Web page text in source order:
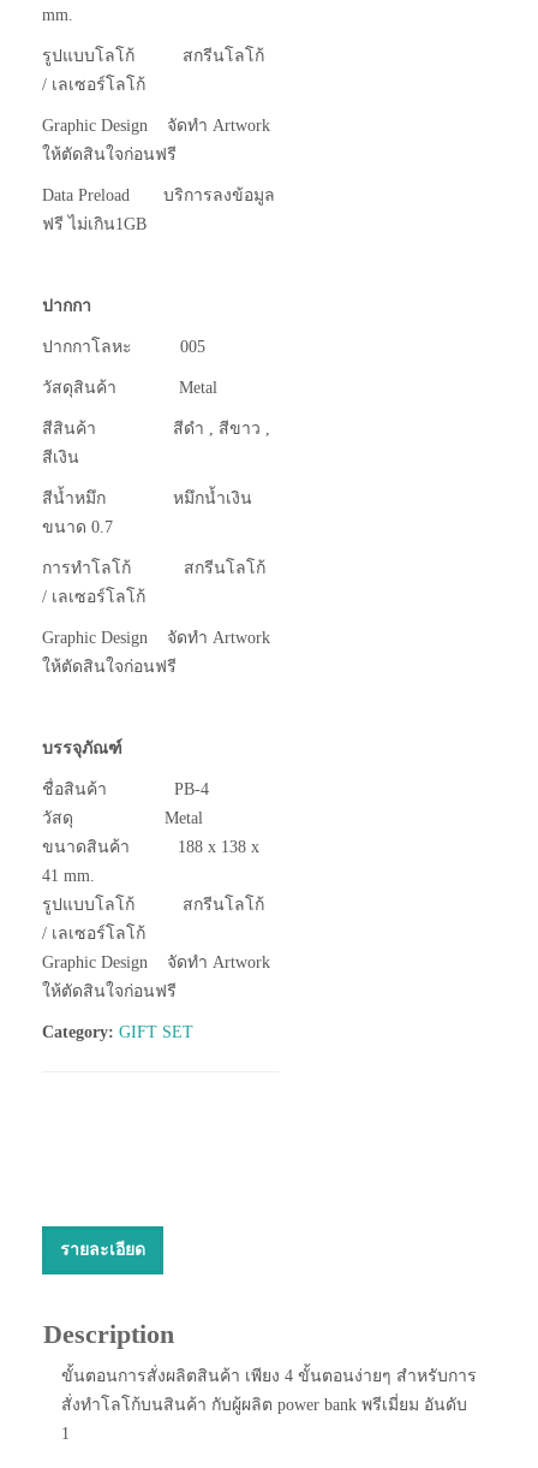
mm.
รูปแบบโลโก้ สกรีนโลโก้
/ เลเซอร์โลโก้
Graphic Design จัดทำ Artwork
ให้ตัดสินใจก่อนฟรี
Data Preload บริการลงข้อมูล
ฟรี ไม่เกิน1GB
ปากกา
ปากกาโลหะ 005
วัสดุสินค้า Metal
สีสินค้า สีดำ , สีขาว ,
สีเงิน
สีน้ำหมึก หมึกน้ำเงิน
ขนาด 0.7
การทำโลโก้ สกรีนโลโก้
/ เลเซอร์โลโก้
Graphic Design จัดทำ Artwork
ให้ตัดสินใจก่อนฟรี
บรรจุภัณฑ์
ชื่อสินค้า PB-4
วัสดุ Metal
ขนาดสินค้า 188 x 138 x
41 mm.
รูปแบบโลโก้ สกรีนโลโก้
/ เลเซอร์โลโก้
Graphic Design จัดทำ Artwork
ให้ตัดสินใจก่อนฟรี
Category: GIFT SET
รายละเอียด
Description
ขั้นตอนการสั่งผลิตสินค้า เพียง 4 ขั้นตอนง่ายๆ สำหรับการ
สั่งทำโลโก้บนสินค้า กับผู้ผลิต power bank พรีเมี่ยม อันดับ
1